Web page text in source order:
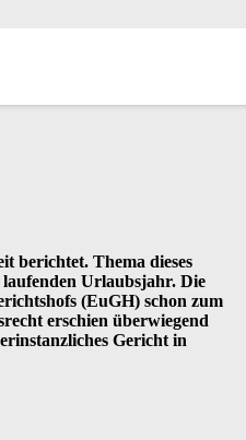
berichtet. Thema dieses
Urlaubsjahr. Die
(EuGH) schon zum
erschien überwiegend
Gericht in